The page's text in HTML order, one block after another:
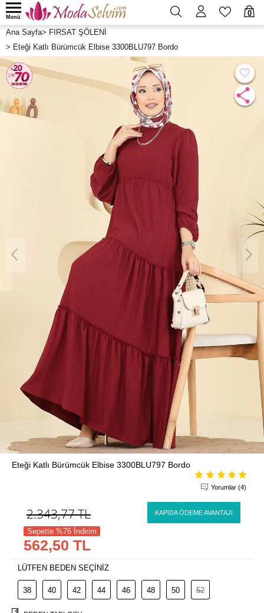
0
Menü
Ana Sayfa> FIRSAT ŞÖLENİ
> Eteği Katlı Bürümcük Elbise 3300BLU797 Bordo
Eteği Katlı Bürümcük Elbise 3300BLU797 Bordo
Yorumlar (4)
2.343,77TL KAPIDA ÖDEME AVANTAJI
Sepette %76 İndirim
562,50 TL
LÜTFEN BEDEN SEÇİNİZ
38 40 42 44 46 48 50 52